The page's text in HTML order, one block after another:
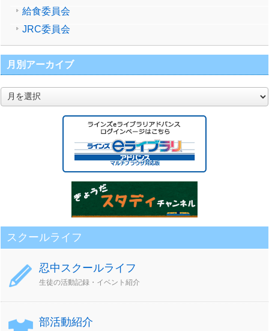
給食委員会
JRC委員会
月別アーカイブ
月
別
スクールライフ
忍中スクールライフ
生徒の活動記録・イベント紹介
部活動紹介